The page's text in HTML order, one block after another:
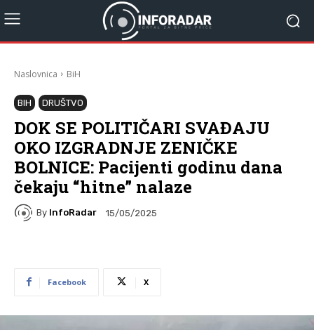
Naslovnica BiH
BIH DRUŠTVO
DOK SE POLITIČARI SVAĐAJU
OKO IZGRADNJE ZENIČKE
BOLNICE: Pacijenti godinu dana
čekaju “hitne” nalaze
By InfoRadar 15/05/2025
Facebook X